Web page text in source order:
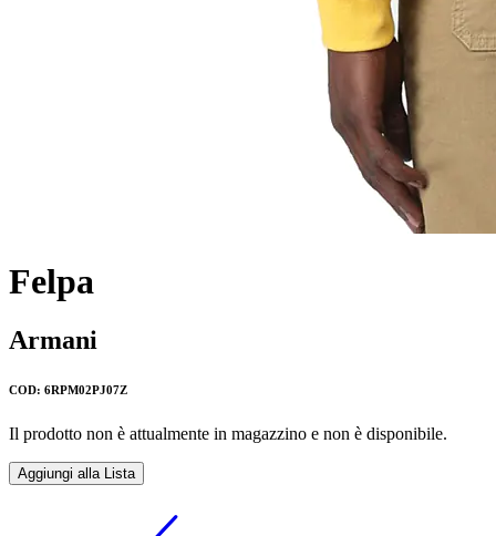
Felpa
Armani
COD: 6RPM02PJ07Z
Il prodotto non è attualmente in magazzino e non è disponibile.
Aggiungi alla Lista